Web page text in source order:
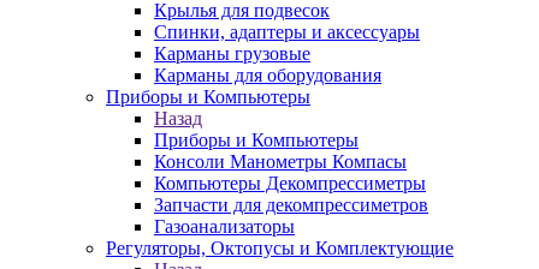
Крылья для подвесок
Спинки, адаптеры и аксессуары
Карманы грузовые
Карманы для оборудования
Приборы и Компьютеры
Назад
Приборы и Компьютеры
Консоли Манометры Компасы
Компьютеры Декомпрессиметры
Запчасти для декомпрессиметров
Газоанализаторы
Регуляторы, Октопусы и Комплектующие